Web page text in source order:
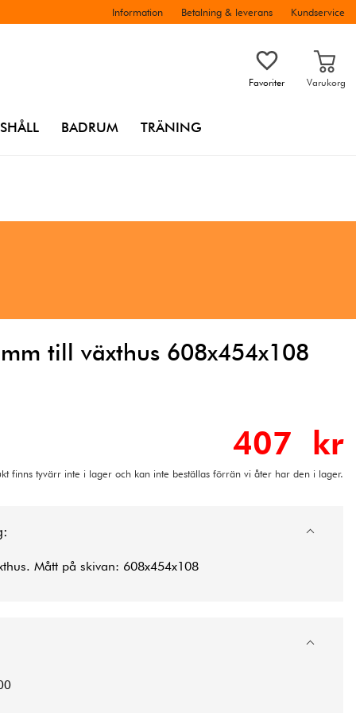
Information Betalning & leverans Kundservice
Favoriter Varukorg
BADRUM TRÄNING
till växthus 608x454x108
407 kr
finns tyvärr inte i lager och kan inte beställas förrän vi åter har den i lager.
Mått på skivan: 608x454x108